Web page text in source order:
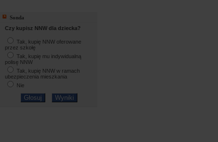
Sonda
Czy kupisz NNW dla dziecka?
Tak, kupię NNW oferowane
przez szkołę
Tak, kupię mu indywidualną
polisę NNW
Tak, kupię NNW w ramach
ubezpieczenia mieszkania
Nie